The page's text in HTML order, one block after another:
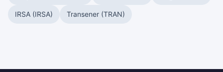
IRSA (IRSA) Transener (TRAN)